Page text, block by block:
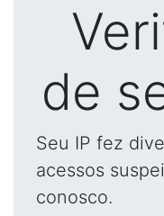
de
Seu IP fez
acessos
conosco.